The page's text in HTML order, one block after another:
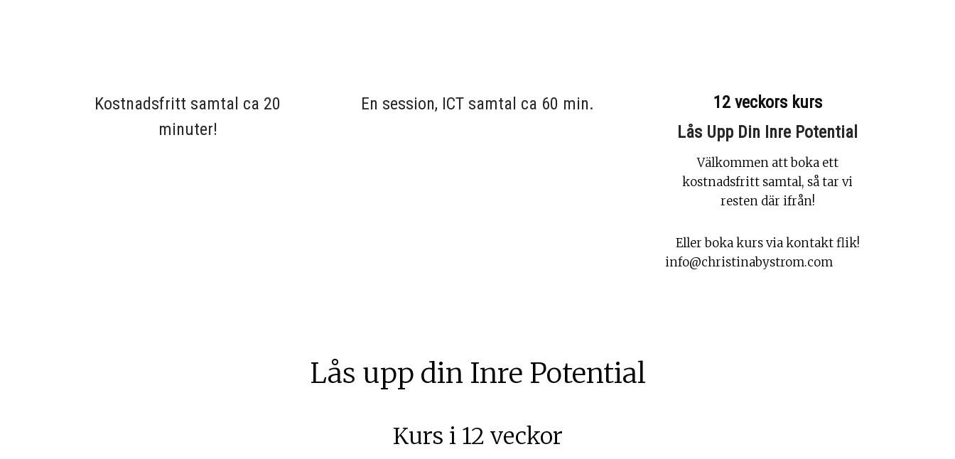
Kostnadsfritt samtal ca 20
minuter!
En session, ICT samtal ca 60 min.
12 veckors kurs
Lås Upp Din Inre Potential
Välkommen att boka ett
kostnadsfritt samtal, så tar vi
resten där ifrån!
Eller boka kurs via kontakt flik!
info@christinabystrom.com
Lås upp din Inre Potential
Kurs i 12 veckor